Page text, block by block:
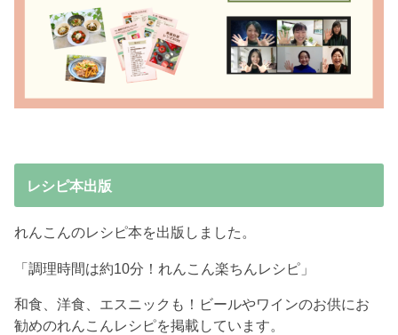
レシピ本出版
れんこんのレシピ本を出版しました。
「調理時間は約10分！れんこん楽ちんレシピ」
和食、洋食、エスニックも！ビールやワインのお供にお
勧めのれんこんレシピを掲載しています。